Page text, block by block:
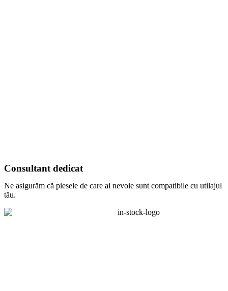
Consultant dedicat
Ne asigurăm că piesele de care ai nevoie sunt compatibile cu utilajul
tău.